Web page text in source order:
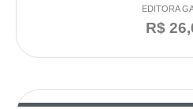
EDITORA
R$